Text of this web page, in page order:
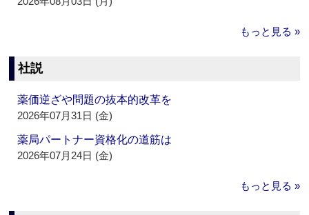
もっと見る »
社説
薬価逆ざや問題の抜本的改革を
2026年07月31日 (金)
薬局パートナー資格化の道筋は
2026年07月24日 (金)
もっと見る »